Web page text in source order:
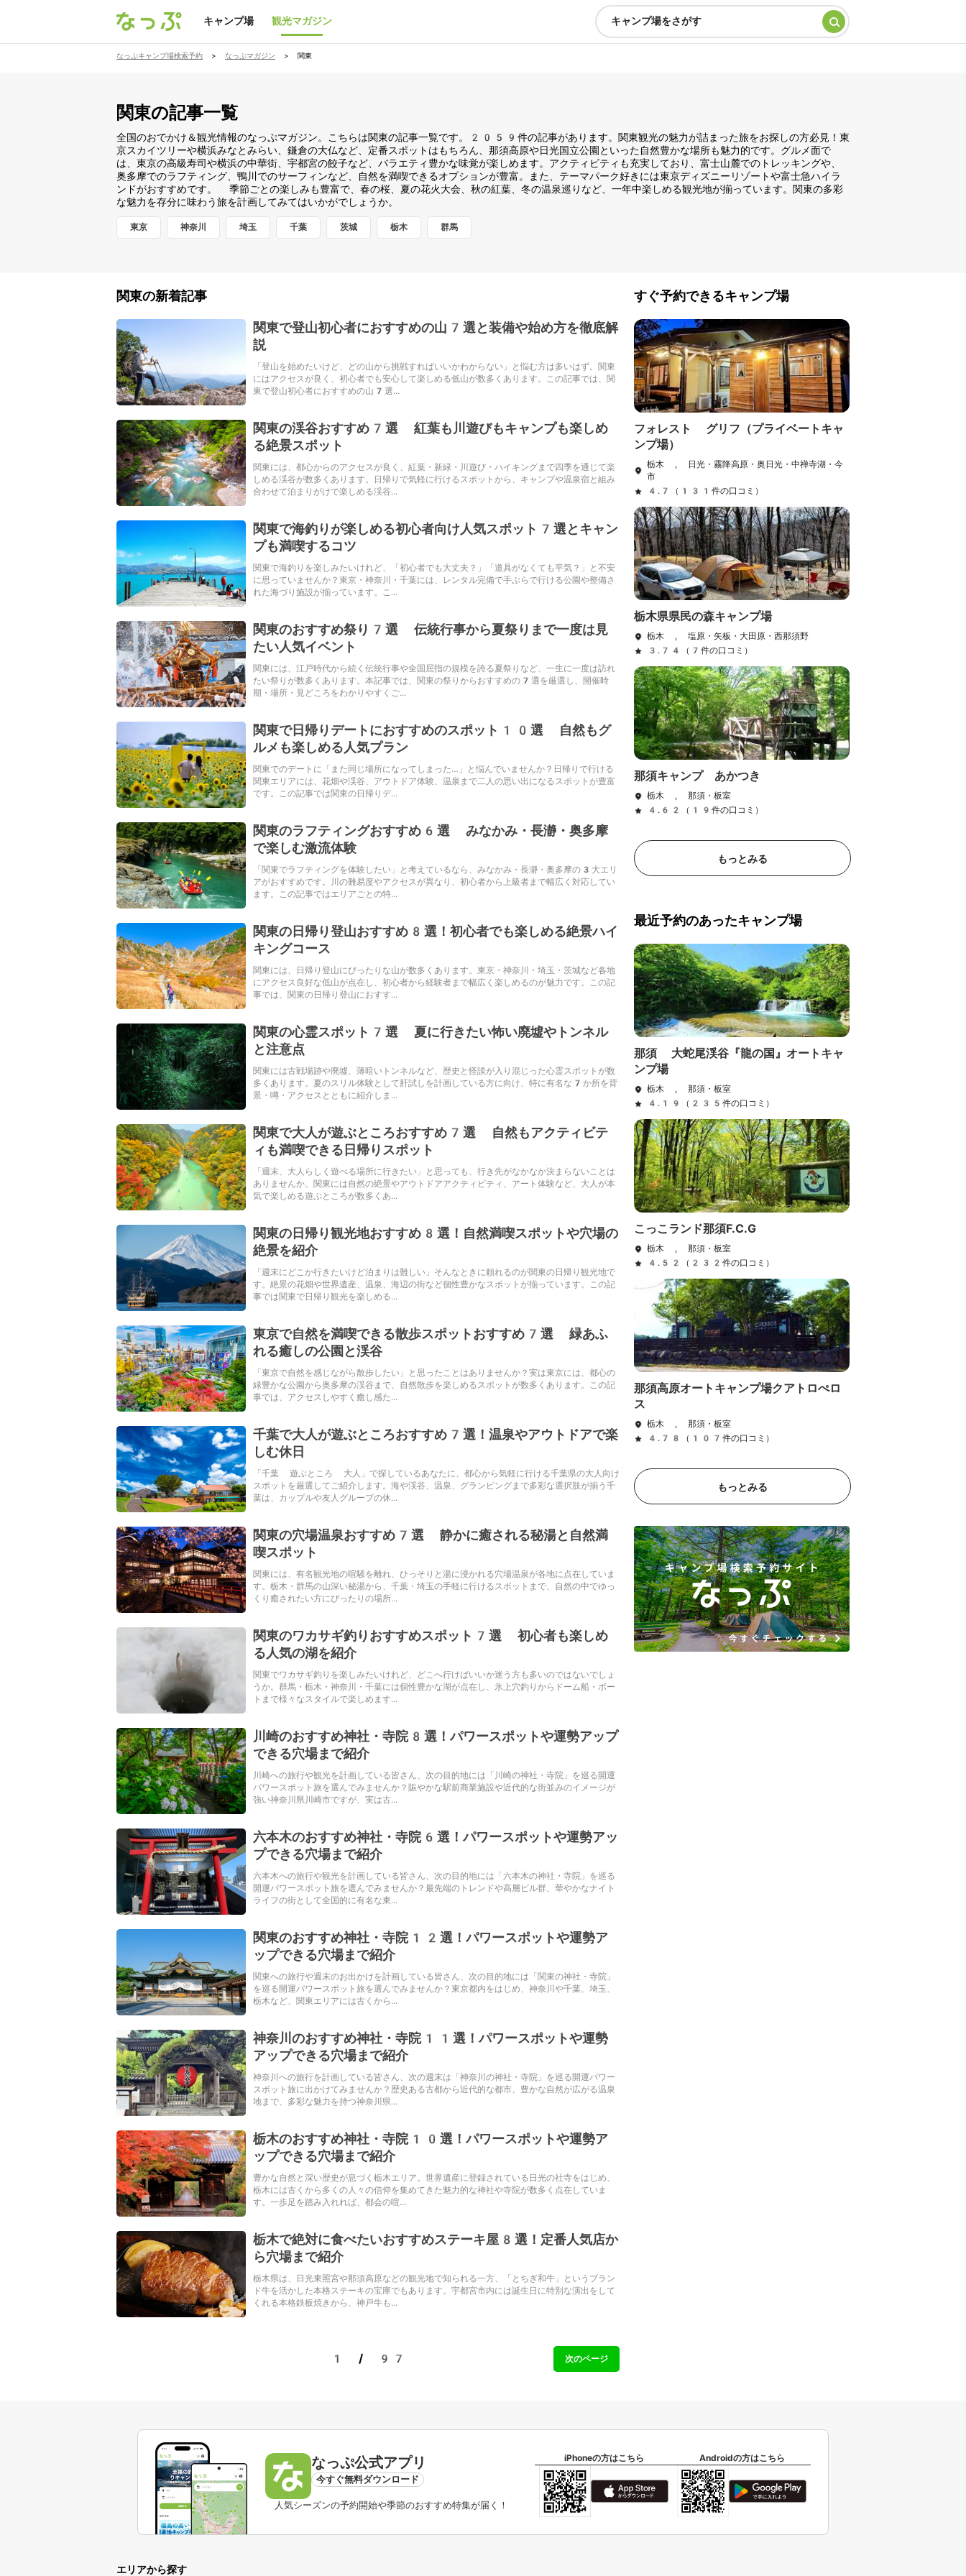
キャンプ場 観光マガジン キャンプ場をさがす
なっぷキャンプ場検索予約 > なっぷマガジン > 関東
関東の記事一覧
全国のおでかけ＆観光情報のなっぷマガジン。こちらは関東の記事一覧です。2059件の記事があります。関東観光の魅力が詰まった旅をお探しの方必見！東
京スカイツリーや横浜みなとみらい、鎌倉の大仏など、定番スポットはもちろん、那須高原や日光国立公園といった自然豊かな場所も魅力的です。グルメ面で
は、東京の高級寿司や横浜の中華街、宇都宮の餃子など、バラエティ豊かな味覚が楽しめます。アクティビティも充実しており、富士山麓でのトレッキングや、
奥多摩でのラフティング、鴨川でのサーフィンなど、自然を満喫できるオプションが豊富。また、テーマパーク好きには東京ディズニーリゾートや富士急ハイラ
ンドがおすすめです。 季節ごとの楽しみも豊富で、春の桜、夏の花火大会、秋の紅葉、冬の温泉巡りなど、一年中楽しめる観光地が揃っています。関東の多彩
な魅力を存分に味わう旅を計画してみてはいかがでしょうか。
東京 神奈川 埼玉 千葉 茨城 栃木 群馬
関東の新着記事
関東で登山初心者におすすめの山7選と装備や始め方を徹底解
説
「登山を始めたいけど、どの山から挑戦すればいいかわからない」と悩む方は多いはず。関東
にはアクセスが良く、初心者でも安心して楽しめる低山が数多くあります。この記事では、関
東で登山初心者におすすめの山7選...
関東の渓谷おすすめ7選 紅葉も川遊びもキャンプも楽しめ
る絶景スポット
関東には、都心からのアクセスが良く、紅葉・新緑・川遊び・ハイキングまで四季を通じて楽
しめる渓谷が数多くあります。日帰りで気軽に行けるスポットから、キャンプや温泉宿と組み
合わせて泊まりがけで楽しめる渓谷...
関東で海釣りが楽しめる初心者向け人気スポット7選とキャン
プも満喫するコツ
関東で海釣りを楽しみたいけれど、「初心者でも大丈夫？」「道具がなくても平気？」と不安
に思っていませんか？東京・神奈川・千葉には、レンタル完備で手ぶらで行ける公園や整備さ
れた海づり施設が揃っています。こ...
関東のおすすめ祭り7選 伝統行事から夏祭りまで一度は見
たい人気イベント
関東には、江戸時代から続く伝統行事や全国屈指の規模を誇る夏祭りなど、一生に一度は訪れ
たい祭りが数多くあります。本記事では、関東の祭りからおすすめの7選を厳選し、開催時
期・場所・見どころをわかりやすくご...
関東で日帰りデートにおすすめのスポット10選 自然もグ
ルメも楽しめる人気プラン
関東でのデートに「また同じ場所になってしまった…」と悩んでいませんか？日帰りで行ける
関東エリアには、花畑や渓谷、アウトドア体験、温泉まで二人の思い出になるスポットが豊富
です。この記事では関東の日帰りデ...
関東のラフティングおすすめ6選 みなかみ・長瀞・奥多摩
で楽しむ激流体験
「関東でラフティングを体験したい」と考えているなら、みなかみ・長瀞・奥多摩の3大エリ
アがおすすめです。川の難易度やアクセスが異なり、初心者から上級者まで幅広く対応してい
ます。この記事ではエリアごとの特...
関東の日帰り登山おすすめ8選！初心者でも楽しめる絶景ハイ
キングコース
関東には、日帰り登山にぴったりな山が数多くあります。東京・神奈川・埼玉・茨城など各地
にアクセス良好な低山が点在し、初心者から経験者まで幅広く楽しめるのが魅力です。この記
事では、関東の日帰り登山におすす...
関東の心霊スポット7選 夏に行きたい怖い廃墟やトンネル
と注意点
関東には古戦場跡や廃墟、薄暗いトンネルなど、歴史と怪談が入り混じった心霊スポットが数
多くあります。夏のスリル体験として肝試しを計画している方に向け、特に有名な7か所を背
景・噂・アクセスとともに紹介しま...
関東で大人が遊ぶところおすすめ7選 自然もアクティビテ
ィも満喫できる日帰りスポット
「週末、大人らしく遊べる場所に行きたい」と思っても、行き先がなかなか決まらないことは
ありませんか。関東には自然の絶景やアウトドアアクティビティ、アート体験など、大人が本
気で楽しめる遊ぶところが数多くあ...
関東の日帰り観光地おすすめ8選！自然満喫スポットや穴場の
絶景を紹介
「週末にどこか行きたいけど泊まりは難しい」そんなときに頼れるのが関東の日帰り観光地で
す。絶景の花畑や世界遺産、温泉、海辺の街など個性豊かなスポットが揃っています。この記
事では関東で日帰り観光を楽しめる...
東京で自然を満喫できる散歩スポットおすすめ7選 緑あふ
れる癒しの公園と渓谷
「東京で自然を感じながら散歩したい」と思ったことはありませんか？実は東京には、都心の
緑豊かな公園から奥多摩の渓谷まで、自然散歩を楽しめるスポットが数多くあります。この記
事では、アクセスしやすく癒し感た...
千葉で大人が遊ぶところおすすめ7選！温泉やアウトドアで楽
しむ休日
「千葉 遊ぶところ 大人」で探しているあなたに、都心から気軽に行ける千葉県の大人向け
スポットを厳選してご紹介します。海や渓谷、温泉、グランピングまで多彩な選択肢が揃う千
葉は、カップルや友人グループの休...
関東の穴場温泉おすすめ7選 静かに癒される秘湯と自然満
喫スポット
関東には、有名観光地の喧騒を離れ、ひっそりと湯に浸かれる穴場温泉が各地に点在していま
す。栃木・群馬の山深い秘湯から、千葉・埼玉の手軽に行けるスポットまで、自然の中でゆっ
くり癒されたい方にぴったりの場所...
関東のワカサギ釣りおすすめスポット7選 初心者も楽しめ
る人気の湖を紹介
関東でワカサギ釣りを楽しみたいけれど、どこへ行けばいいか迷う方も多いのではないでしょ
うか。群馬・栃木・神奈川・千葉には個性豊かな湖が点在し、氷上穴釣りからドーム船・ボー
トまで様々なスタイルで楽しめます...
川崎のおすすめ神社・寺院8選！パワースポットや運勢アップ
できる穴場まで紹介
川崎への旅行や観光を計画している皆さん、次の目的地には「川崎の神社・寺院」を巡る開運
パワースポット旅を選んでみませんか？賑やかな駅前商業施設や近代的な街並みのイメージが
強い神奈川県川崎市ですが、実は古...
六本木のおすすめ神社・寺院6選！パワースポットや運勢アッ
プできる穴場まで紹介
六本木への旅行や観光を計画している皆さん、次の目的地には「六本木の神社・寺院」を巡る
開運パワースポット旅を選んでみませんか？最先端のトレンドや高層ビル群、華やかなナイト
ライフの街として全国的に有名な東...
関東のおすすめ神社・寺院12選！パワースポットや運勢ア
ップできる穴場まで紹介
関東への旅行や週末のお出かけを計画している皆さん、次の目的地には「関東の神社・寺院」
を巡る開運パワースポット旅を選んでみませんか？東京都内をはじめ、神奈川や千葉、埼玉、
栃木など、関東エリアには古くから...
神奈川のおすすめ神社・寺院11選！パワースポットや運勢
アップできる穴場まで紹介
神奈川への旅行を計画している皆さん、次の週末は「神奈川の神社・寺院」を巡る開運パワー
スポット旅に出かけてみませんか？歴史ある古都から近代的な都市、豊かな自然が広がる温泉
地まで、多彩な魅力を持つ神奈川県...
栃木のおすすめ神社・寺院10選！パワースポットや運勢ア
ップできる穴場まで紹介
豊かな自然と深い歴史が息づく栃木エリア。世界遺産に登録されている日光の社寺をはじめ、
栃木には古くから多くの人々の信仰を集めてきた魅力的な神社や寺院が数多く点在していま
す。一歩足を踏み入れれば、都会の喧...
栃木で絶対に食べたいおすすめステーキ屋8選！定番人気店か
ら穴場まで紹介
栃木県は、日光東照宮や那須高原などの観光地で知られる一方、「とちぎ和牛」というブラン
ド牛を活かした本格ステーキの宝庫でもあります。宇都宮市内には誕生日に特別な演出をして
くれる本格鉄板焼きから、神戸牛も...
1 / 97 次のページ
すぐ予約できるキャンプ場
フォレスト グリフ（プライベートキャ
ンプ場）
栃木 , 日光・霧降高原・奥日光・中禅寺湖・今
市
4.7（131件の口コミ）
栃木県県民の森キャンプ場
栃木 , 塩原・矢板・大田原・西那須野
3.74（7件の口コミ）
那須キャンプ あかつき
栃木 , 那須・板室
4.62（19件の口コミ）
もっとみる
最近予約のあったキャンプ場
那須 大蛇尾渓谷『龍の国』オートキャ
ンプ場
栃木 , 那須・板室
4.19（235件の口コミ）
こっこランド那須F.C.G
栃木 , 那須・板室
4.52（232件の口コミ）
那須高原オートキャンプ場クアトロぺロ
ス
栃木 , 那須・板室
4.78（107件の口コミ）
もっとみる
なっぷ公式アプリ
今すぐ無料ダウンロード
人気シーズンの予約開始や季節のおすすめ特集が届く！
iPhoneの方はこちら Androidの方はこちら
エリアから探す